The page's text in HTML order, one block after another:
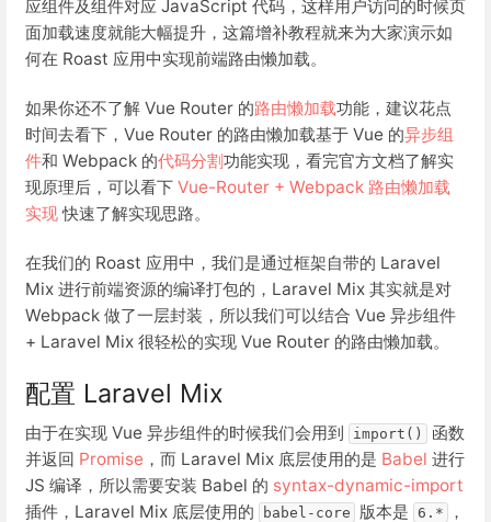
应组件及组件对应 JavaScript 代码，这样用户访问的时候页
面加载速度就能大幅提升，这篇增补教程就来为大家演示如
何在 Roast 应用中实现前端路由懒加载。
如果你还不了解 Vue Router 的路由懒加载功能，建议花点
时间去看下，Vue Router 的路由懒加载基于 Vue 的异步组
件和 Webpack 的代码分割功能实现，看完官方文档了解实
现原理后，可以看下 Vue-Router + Webpack 路由懒加载
实现快速了解实现思路。
在我们的 Roast 应用中，我们是通过框架自带的 Laravel
Mix 进行前端资源的编译打包的，Laravel Mix 其实就是对
Webpack 做了一层封装，所以我们可以结合 Vue 异步组件
+ Laravel Mix 很轻松的实现 Vue Router 的路由懒加载。
配置 Laravel Mix
由于在实现 Vue 异步组件的时候我们会用到 import()
函数
并返回 Promise ，而 Laravel Mix 底层使用的是 Babel 进行
JS 编译，所以需要安装 Babel 的 syntax-dynamic-import
插件，Laravel Mix 底层使用的
babel-core 版本是 6.*
，